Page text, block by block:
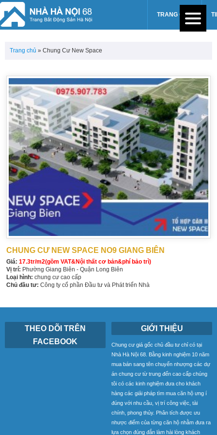
TRANG CHỦ
Trang chủ » Chung Cư New Space
CHUNG CƯ NEW SPACE NO9 GIANG BIÊN
Giá: 17.3tr/m2(gồm VAT&Nội thất cơ bản&phí bảo trì)
Vị trí: Phường Giang Biên - Quận Long Biên
Loại hình: chung cư cao cấp
Chủ đầu tư: Công ty cổ phần Đầu tư và Phát triển Nhà
THEO DÕI TRÊN
FACEBOOK
GIỚI THIỆU
Chung cư giá gốc chủ đầu tư chỉ có tại
Nhà Hà Nội 68. Bằng kinh nghiệm 10 năm
mua bán sang tên chuyển nhượng các dự
án chung cư từ trung đến cao cấp chúng
tôi có các kinh nghiệm đưa cho khách
hàng các giải pháp tìm mua căn hộ ưng í
đúng với nhu cầu, vị trí công việc, tài
chính, phong thủy. Phân tích được ưu
nhược điểm của từng căn hộ nhằm đưa ra
lựa chọn đúng đắn làm hài lòng khách